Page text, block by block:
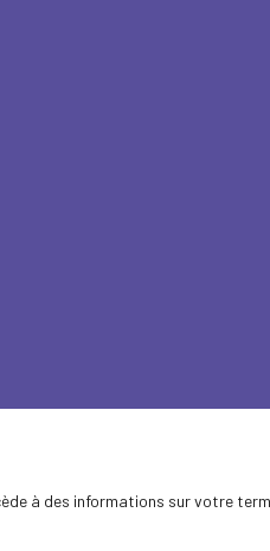
à des informations sur votre